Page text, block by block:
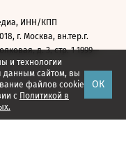
и технологии
данным сайтом, вы
файлов cookie
с Политикой в
ОК
ИНН/КПП
г. Москва, вн.тер.г.
д. 3, стр. 1 1999—